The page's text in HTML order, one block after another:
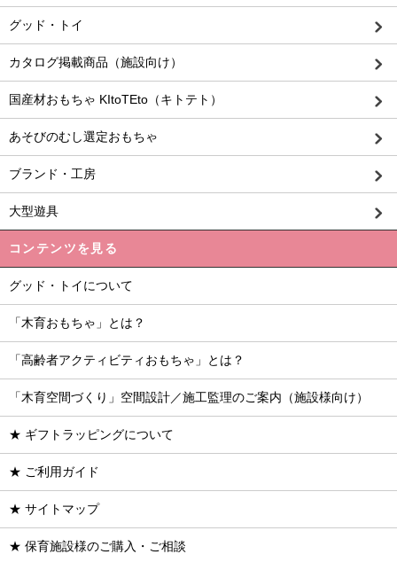
グッド・トイ
カタログ掲載商品（施設向け）
国産材おもちゃ KItoTEto（キトテト）
あそびのむし選定おもちゃ
ブランド・工房
大型遊具
コンテンツを見る
グッド・トイについて
「木育おもちゃ」とは？
「高齢者アクティビティおもちゃ」とは？
「木育空間づくり」空間設計／施工監理のご案内（施設様向け）
★ ギフトラッピングについて
★ ご利用ガイド
★ サイトマップ
★ 保育施設様のご購入・ご相談